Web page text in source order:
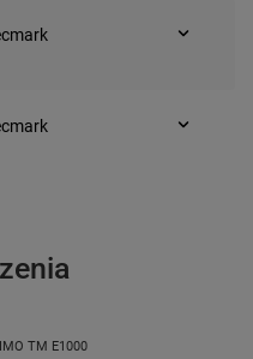
gspr@ptmb.pl
TM E1000